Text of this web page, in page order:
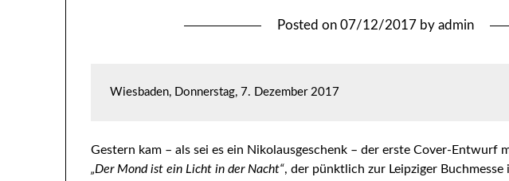
Posted on 07/12/2017 by admin
Wiesbaden, Donnerstag, 7. Dezember 2017
Gestern kam – als sei es ein Nikolausgeschenk – der erste Cover-Entwurf
„Der Mond ist ein Licht in der Nacht“, der pünktlich zur Leipziger